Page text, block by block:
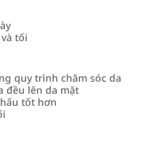
tối
quy trình chăm sóc da
đều lên da mặt
tốt hơn